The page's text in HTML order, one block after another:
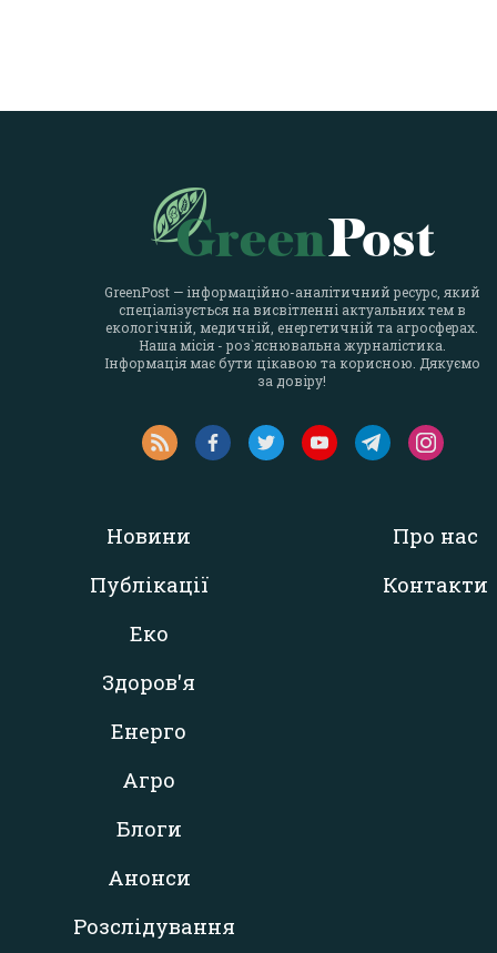
GreenPost — інформаційно-аналітичний ресурс, який
спеціалізується на висвітленні актуальних тем в
екологічній, медичній, енергетичній та агросферах.
Наша місія - роз`яснювальна журналістика.
Інформація має бути цікавою та корисною. Дякуємо
за довіру!
Новини
Публікації
Еко
Здоров'я
Енерго
Агро
Блоги
Анонси
Розслідування
Про нас
Контакти